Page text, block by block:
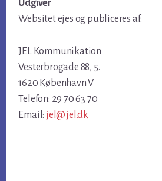
Udgiver
Websitet ejes og publiceres af:
JEL Kommunikation
Vesterbrogade 88, 5.
1620 København V
Telefon: 29 70 63 70
Email: jel@jel.dk